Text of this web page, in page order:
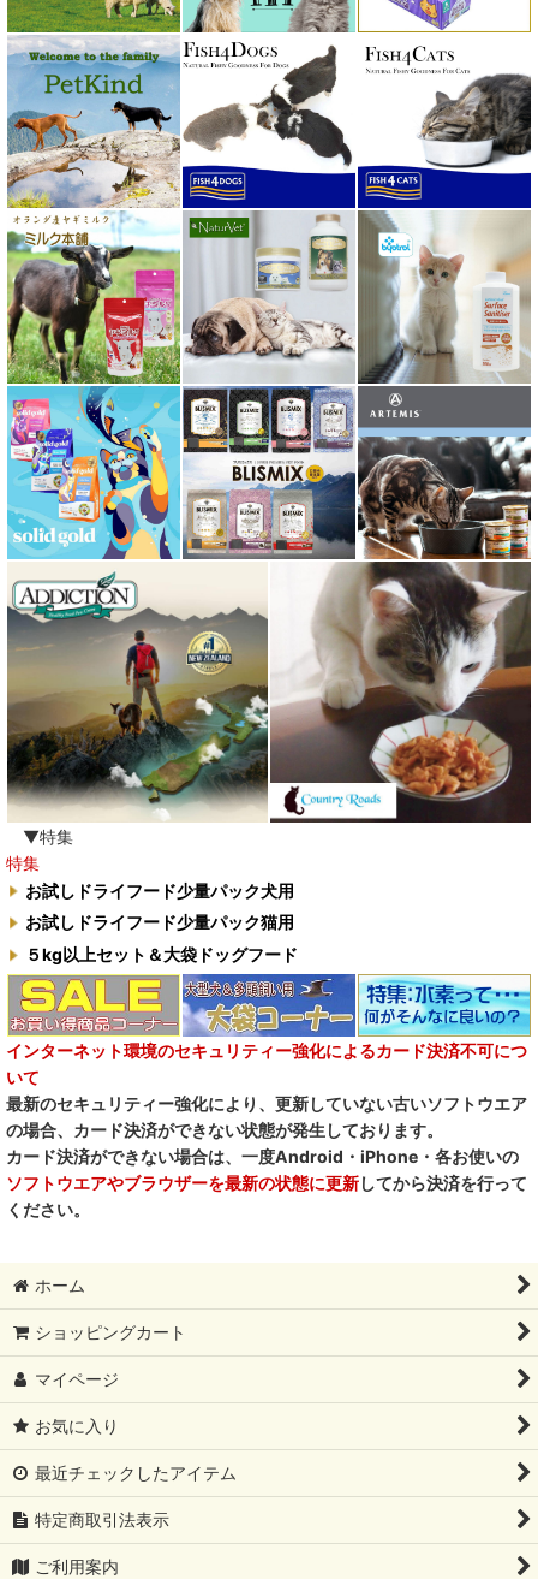
▼特集
特集
お試しドライフード少量パック犬用
お試しドライフード少量パック猫用
５kg以上セット＆大袋ドッグフード
インターネット環境のセキュリティー強化によるカード決済不可につ
いて
最新のセキュリティー強化により、更新していない古いソフトウエア
の場合、カード決済ができない状態が発生しております。
カード決済ができない場合は、一度Android・iPhone・各お使いの
ソフトウエアやブラウザーを最新の状態に更新してから決済を行って
ください。
ホーム
ショッピングカート
マイページ
お気に入り
最近チェックしたアイテム
特定商取引法表示
ご利用案内